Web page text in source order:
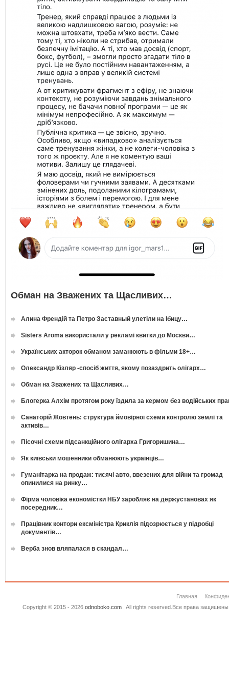
Обман на Зважених та Щасливих…
Алина Френдій та Петро Заставный улетіли на Ібицу…
Sisters Aroma використали у рекламі квитки до Москви…
Українських акторок обманом заманюють в фільми 18+…
Олександр Кізляр -спосіб життя, якому позаздрить олігарх…
Обман на Зважених та Щасливих…
Блогерка Алхім протягом року їздила за кермом без водійських
Санаторій Жовтень: структура ймовірної схеми контролю землі та
активів…
Пісочні схеми підсанкційного олігарха Григоришина…
Як київськи мошенники обманюють українців…
Гуманітарка на продаж: тисячі авто, ввезених для війни та громад
опинилися на ринку…
Фірма чоловіка економістки НБУ заробляє на держустановах як
посередник…
Працівник контори ексміністра Криклія підозрюється у підробці
документів…
Верба знов вляпалася в скандал…
Главная
Copyright © 2015 - 2026 odnoboko.com. All rights reserved.Все права защищены.